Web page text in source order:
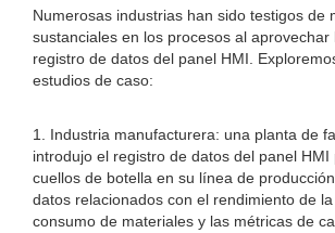
Numerosas industrias han sido testigos de
sustanciales en los procesos al aprovechar
registro de datos del panel HMI.
estudios de caso:
1. Industria manufacturera: una planta de
introdujo el registro de datos del panel HMI
cuellos de botella en su línea de
datos relacionados con el rendimiento de
consumo de materiales y las métricas de